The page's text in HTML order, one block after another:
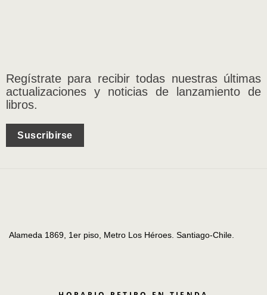
Regístrate para recibir todas nuestras últimas
actualizaciones y noticias de lanzamiento de
libros.
Suscribirse
Alameda 1869, 1er piso, Metro Los Héroes. Santiago-Chile.